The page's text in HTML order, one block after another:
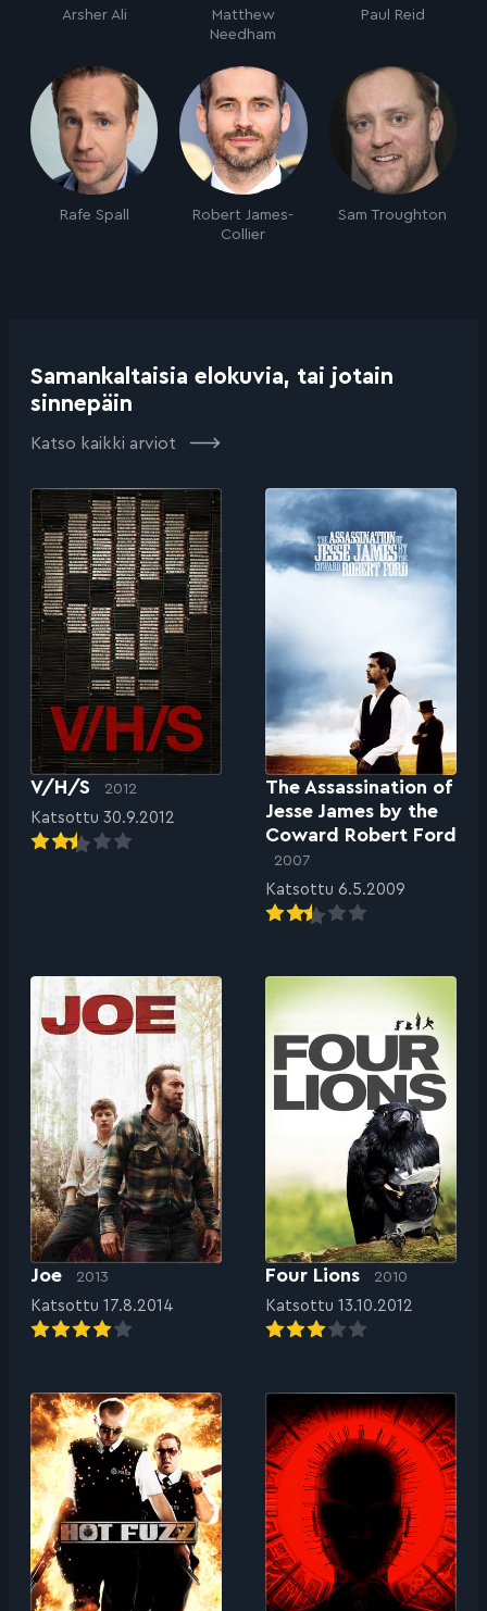
Arsher Ali
Matthew
Needham
Paul Reid
Rafe Spall
Robert James-
Collier
Sam Troughton
Samankaltaisia elokuvia, tai jotain
sinnepäin
Katso kaikki arviot
V/H/S 2012
Katsottu 30.9.2012
The Assassination of
Jesse James by the
Coward Robert Ford
2007
Katsottu 6.5.2009
Joe 2013
Katsottu 17.8.2014
Four Lions 2010
Katsottu 13.10.2012